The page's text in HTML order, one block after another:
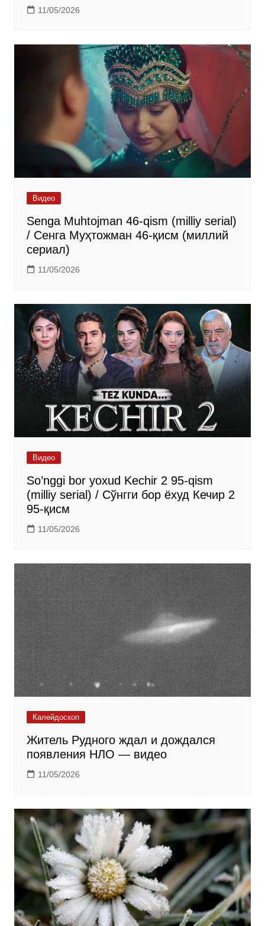
11/05/2026
Видео
Senga Muhtojman 46-qism (milliy serial)
/ Сенга Муҳтожман 46-қисм (миллий
сериал)
11/05/2026
Видео
So’nggi bor yoxud Kechir 2 95-qism
(milliy serial) / Сўнгги бор ёхуд Кечир 2
95-қисм
11/05/2026
Калейдоскоп
Житель Рудного ждал и дождался
появления НЛО — видео
11/05/2026